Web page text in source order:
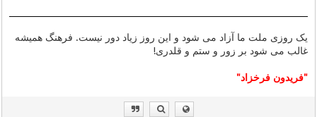
یک روزی ملت ما آزاد می شود و این روز زیاد دور نیست. فرهنگ همیشه
غالب می شود بر زور و ستم و قلدری!
"فریدون فرخزاد"